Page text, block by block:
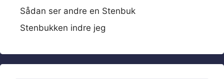
Sådan ser andre en Stenbuk
Stenbukken indre jeg